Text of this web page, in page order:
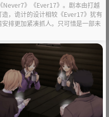
》《Ever17》。剧本由打越
，诡计的设计相较《Ever17》犹有
排更加紧凑抓人。只可惜是一部未